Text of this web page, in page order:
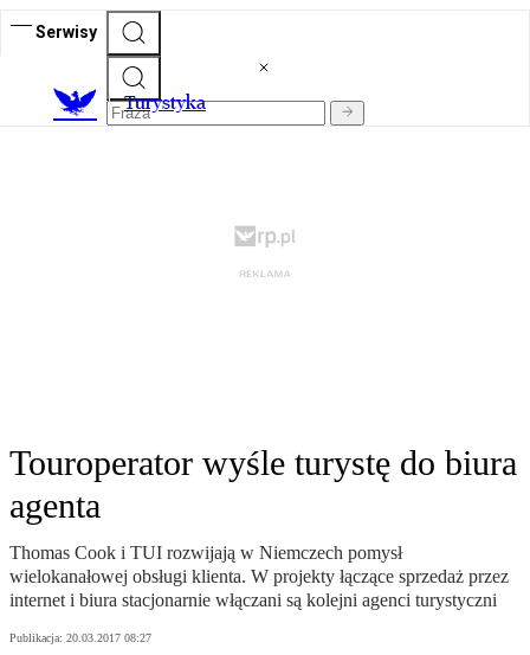
Serwisy
Turystyka
Touroperator wyśle turystę do biura
agenta
Thomas Cook i TUI rozwijają w Niemczech pomysł
wielokanałowej obsługi klienta. W projekty łączące sprzedaż przez
internet i biura stacjonarnie włączani są kolejni agenci turystyczni
Publikacja: 20.03.2017 08:27